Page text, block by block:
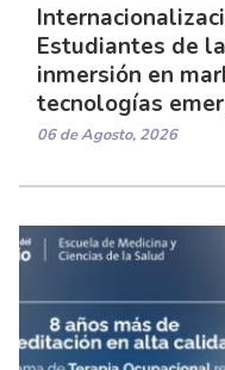
Estudiantes de
inmersión en
tecnologías
06 de Agosto, 2026